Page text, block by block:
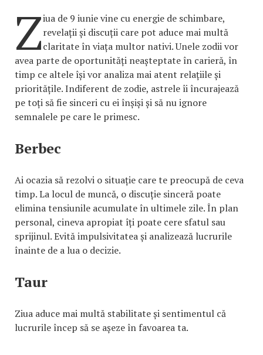
Ziua de 9 iunie vine cu energie de schimbare,
revelații și discuții care pot aduce mai multă
claritate în viața multor nativi. Unele zodii vor
avea parte de oportunități neașteptate în carieră, în
timp ce altele își vor analiza mai atent relațiile și
prioritățile. Indiferent de zodie, astrele îi încurajează
pe toți să fie sinceri cu ei înșiși și să nu ignore
semnalele pe care le primesc.
Berbec
Ai ocazia să rezolvi o situație care te preocupă de ceva
timp. La locul de muncă, o discuție sinceră poate
elimina tensiunile acumulate în ultimele zile. În plan
personal, cineva apropiat îți poate cere sfatul sau
sprijinul. Evită impulsivitatea și analizează lucrurile
înainte de a lua o decizie.
Taur
Ziua aduce mai multă stabilitate și sentimentul că
lucrurile încep să se așeze în favoarea ta.